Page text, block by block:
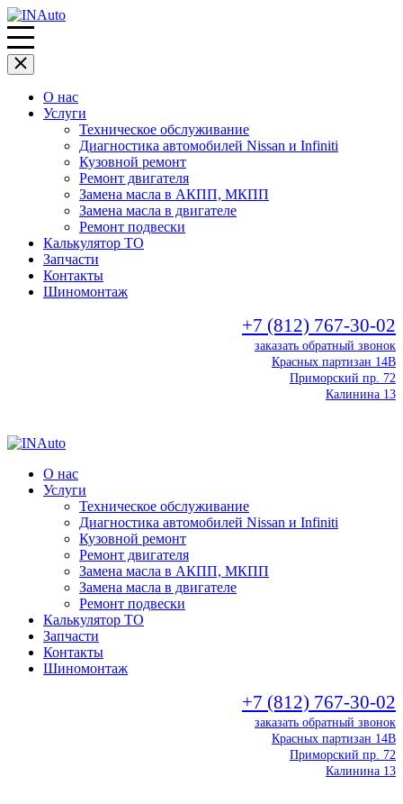
О нас
Услуги
Техническое обслуживание
Диагностика автомобилей Nissan и Infiniti
Кузовной ремонт
Ремонт двигателя
Замена масла в АКПП, МКПП
Замена масла в двигателе
Ремонт подвески
Калькулятор ТО
Запчасти
Контакты
Шиномонтаж
+7 (812) 767-30-02
заказать обратный звонок
Красных партизан 14В
Приморский пр. 72
Калинина 13
О нас
Услуги
Техническое обслуживание
Диагностика автомобилей Nissan и Infiniti
Кузовной ремонт
Ремонт двигателя
Замена масла в АКПП, МКПП
Замена масла в двигателе
Ремонт подвески
Калькулятор ТО
Запчасти
Контакты
Шиномонтаж
+7 (812) 767-30-02
заказать обратный звонок
Красных партизан 14В
Приморский пр. 72
Калинина 13